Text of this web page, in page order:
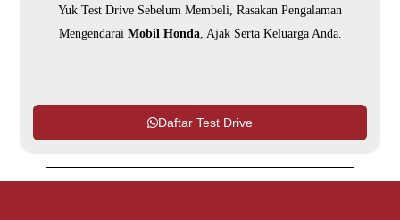
Yuk Test Drive Sebelum Membeli, Rasakan Pengalaman
Mengendarai Mobil Honda, Ajak Serta Keluarga Anda.
Daftar Test Drive